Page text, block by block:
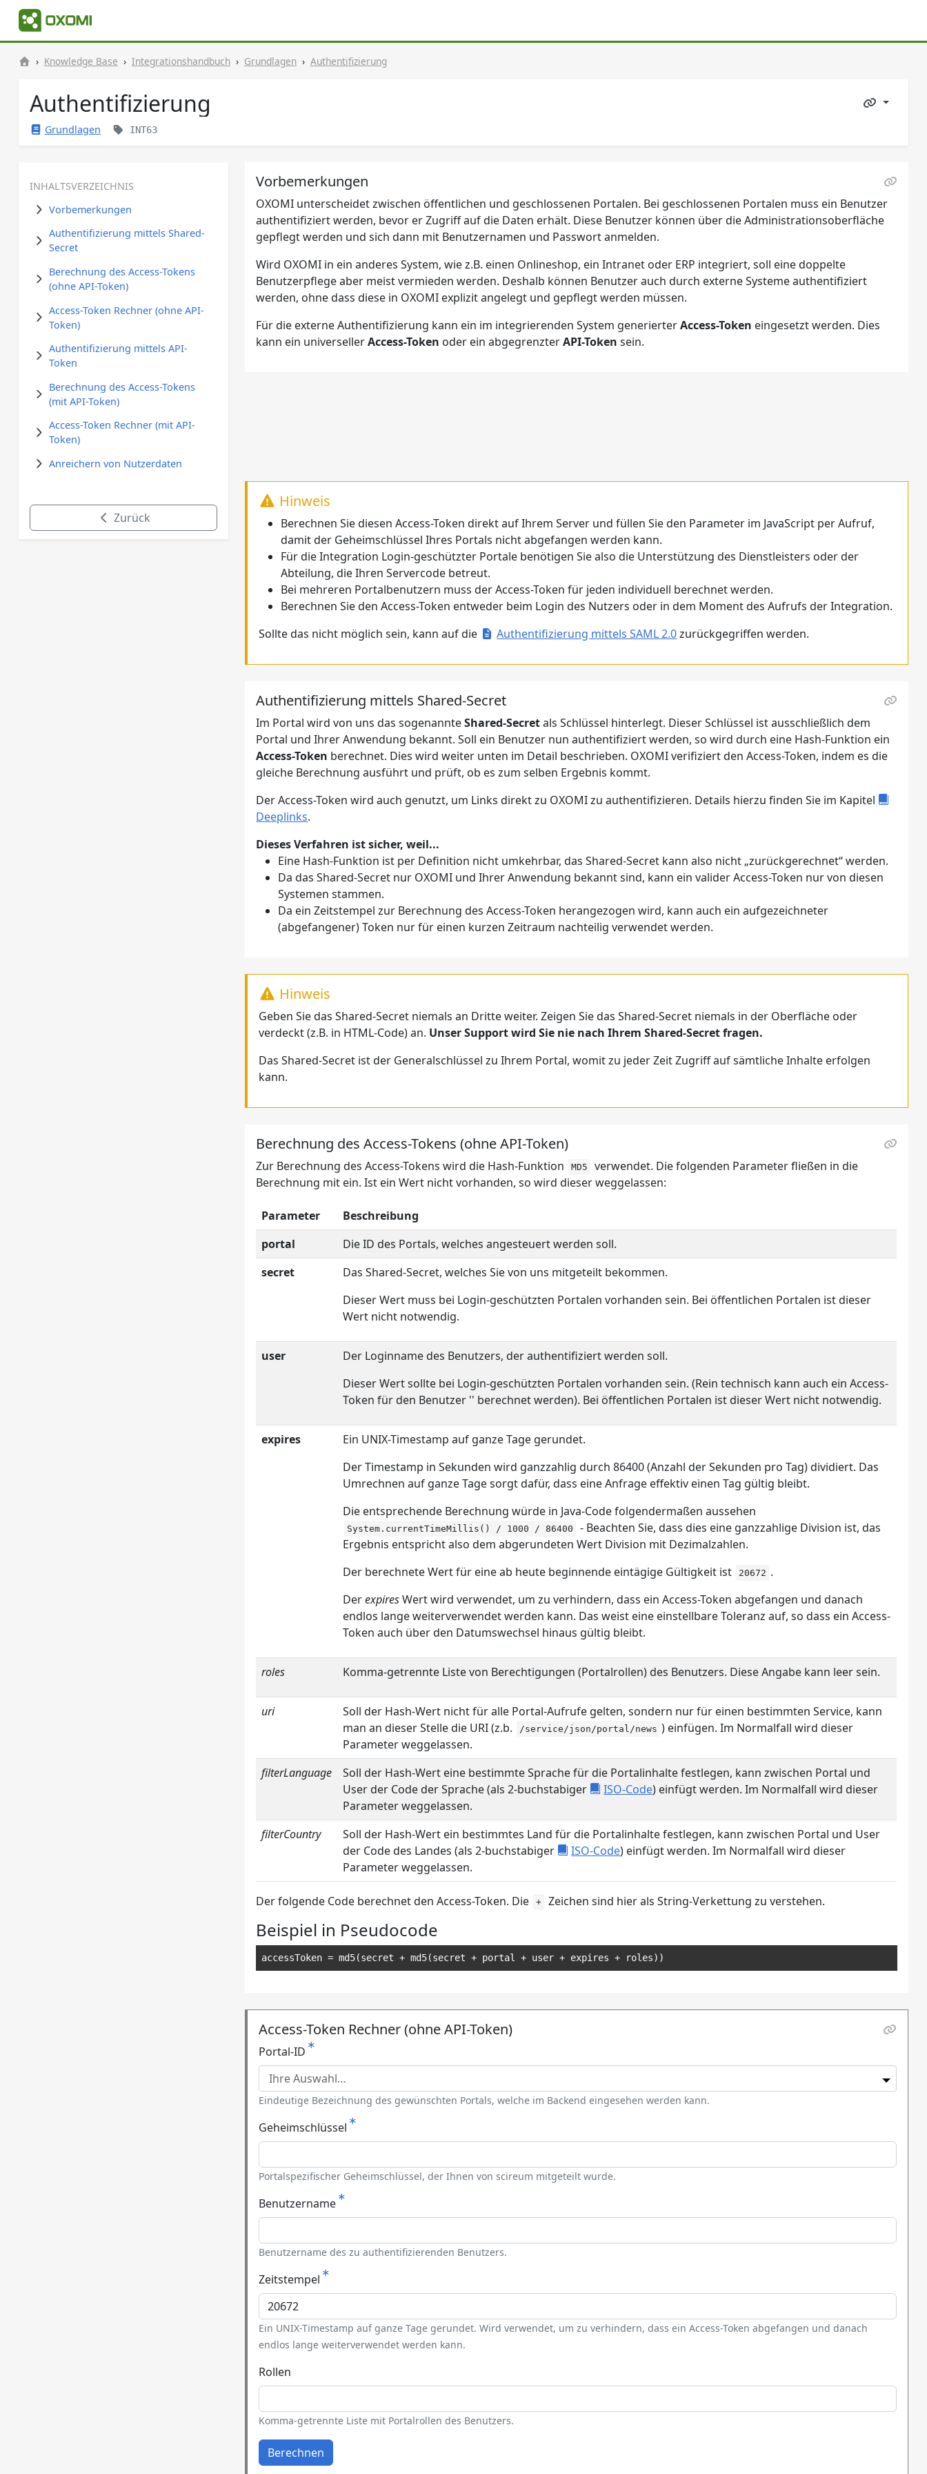
Knowledge Base Integrationshandbuch Grundlagen Authentifizierung
Authentifizierung
Grundlagen INT63
INHALTSVERZEICHNIS
Vorbemerkungen
Authentifizierung mittels Shared-
Secret
Berechnung des Access-Tokens
(ohne API-Token)
Access-Token Rechner (ohne API-
Token)
Authentifizierung mittels API-
Token
Berechnung des Access-Tokens
(mit API-Token)
Access-Token Rechner (mit API-
Token)
Anreichern von Nutzerdaten
Zurück
Vorbemerkungen
OXOMI unterscheidet zwischen öffentlichen und geschlossenen Portalen. Bei geschlossenen Portalen muss ein Benutzer
authentifiziert werden, bevor er Zugriff auf die Daten erhält. Diese Benutzer können über die Administrationsoberfläche
gepflegt werden und sich dann mit Benutzernamen und Passwort anmelden.
Wird OXOMI in ein anderes System, wie z.B. einen Onlineshop, ein Intranet oder ERP integriert, soll eine doppelte
Benutzerpflege aber meist vermieden werden. Deshalb können Benutzer auch durch externe Systeme authentifiziert
werden, ohne dass diese in OXOMI explizit angelegt und gepflegt werden müssen.
Für die externe Authentifizierung kann ein im integrierenden System generierterAccess-Token eingesetzt werden. Dies
kann ein universellerAccess-Token oder ein abgegrenzterAPI-Token sein.
Hinweis
Berechnen Sie diesen Access-Token direkt auf Ihrem Server und füllen Sie den Parameter im JavaScript per Aufruf,
damit der Geheimschlüssel Ihres Portals nicht abgefangen werden kann.
Für die Integration Login-geschützter Portale benötigen Sie also die Unterstützung des Dienstleisters oder der
Abteilung, die Ihren Servercode betreut.
Bei mehreren Portalbenutzern muss der Access-Token für jeden individuell berechnet werden.
Berechnen Sie den Access-Token entweder beim Login des Nutzers oder in dem Moment des Aufrufs der Integration.
Sollte das nicht möglich sein, kann auf die
Authentifizierung mittels SAML 2.0zurückgegriffen werden.
Authentifizierung mittels Shared-Secret
Im Portal wird von uns das sogenannteShared-Secretals Schlüssel hinterlegt. Dieser Schlüssel ist ausschließlich dem
Portal und Ihrer Anwendung bekannt. Soll ein Benutzer nun authentifiziert werden, so wird durch eine Hash-Funktion ein
Access-Token berechnet. Dies wird weiter unten im Detail beschrieben. OXOMI verifiziert den Access-Token, indem es die
gleiche Berechnung ausführt und prüft, ob es zum selben Ergebnis kommt.
Der Access-Token wird auch genutzt, um Links direkt zu OXOMI zu authentifizieren. Details hierzu finden Sie im Kapitel
Deeplinks.
Dieses Verfahren ist sicher, weil...
Eine Hash-Funktion ist per Definition nicht umkehrbar, das Shared-Secret kann also nicht „zurückgerechnet“ werden.
Da das Shared-Secret nur OXOMI und Ihrer Anwendung bekannt sind, kann ein valider Access-Token nur von diesen
Systemen stammen.
Da ein Zeitstempel zur Berechnung des Access-Token herangezogen wird, kann auch ein aufgezeichneter
(abgefangener) Token nur für einen kurzen Zeitraum nachteilig verwendet werden.
Hinweis
Geben Sie das Shared-Secret niemals an Dritte weiter. Zeigen Sie das Shared-Secret niemals in der Oberfläche oder
verdeckt (z.B. in HTML-Code) an. Unser Support wird Sie nie nach Ihrem Shared-Secret fragen.
Das Shared-Secret ist der Generalschlüssel zu Ihrem Portal, womit zu jeder Zeit Zugriff auf sämtliche Inhalte erfolgen
kann.
Berechnung des Access-Tokens (ohne API-Token)
Zur Berechnung des Access-Tokens wird die Hash-Funktion MD5
verwendet. Die folgenden Parameter fließen in die
Berechnung mit ein. Ist ein Wert nicht vorhanden, so wird dieser weggelassen:
Parameter
Beschreibung
portal
Die ID des Portals, welches angesteuert werden soll.
secret
Das Shared-Secret, welches Sie von uns mitgeteilt bekommen.
Dieser Wert muss bei Login-geschützten Portalen vorhanden sein. Bei öffentlichen Portalen ist dieser
Wert nicht notwendig.
user
Der Loginname des Benutzers, der authentifiziert werden soll.
Dieser Wert sollte bei Login-geschützten Portalen vorhanden sein. (Rein technisch kann auch ein Access-
Token für den Benutzer '' berechnet werden). Bei öffentlichen Portalen ist dieser Wert nicht notwendig.
expires
Ein UNIX-Timestamp auf ganze Tage gerundet.
Der Timestamp in Sekunden wird ganzzahlig durch 86400 (Anzahl der Sekunden pro Tag) dividiert. Das
Umrechnen auf ganze Tage sorgt dafür, dass eine Anfrage effektiv einen Tag gültig bleibt.
Die entsprechende Berechnung würde in Java-Code folgendermaßen aussehen
System.currentTimeMillis() / 1000 / 86400
- Beachten Sie, dass dies eine ganzzahlige Division ist, das
Ergebnis entspricht also dem abgerundeten Wert Division mit Dezimalzahlen.
Der berechnete Wert für eine ab heute beginnende eintägige Gültigkeit ist
20672 .
DerexpiresWert wird verwendet, um zu verhindern, dass ein Access-Token abgefangen und danach
endlos lange weiterverwendet werden kann. Das weist eine einstellbare Toleranz auf, so dass ein Access-
Token auch über den Datumswechsel hinaus gültig bleibt.
roles Komma-getrennte Liste von Berechtigungen (Portalrollen) des Benutzers. Diese Angabe kann leer sein.
uri
Soll der Hash-Wert nicht für alle Portal-Aufrufe gelten, sondern nur für einen bestimmten Service, kann
man an dieser Stelle die URI (z.b.
/service/json/portal/news ) einfügen. Im Normalfall wird dieser
Parameter weggelassen.
filterLanguage
Soll der Hash-Wert eine bestimmte Sprache für die Portalinhalte festlegen, kann zwischen Portal und
User der Code der Sprache (als 2-buchstabiger
ISO-Code) einfügt werden. Im Normalfall wird dieser
Parameter weggelassen.
filterCountry
Soll der Hash-Wert ein bestimmtes Land für die Portalinhalte festlegen, kann zwischen Portal und User
der Code des Landes (als 2-buchstabiger
ISO-Code) einfügt werden. Im Normalfall wird dieser
Parameter weggelassen.
Der folgende Code berechnet den Access-Token. Die + Zeichen sind hier als String-Verkettung zu verstehen.
Beispiel in Pseudocode
accessToken = md5(secret + md5(secret + portal + user + expires + roles))
Access-Token Rechner (ohne API-Token)
Portal-ID
Eindeutige Bezeichnung des gewünschten Portals, welche im Backend eingesehen werden kann.
Geheimschlüssel
Portalspezifischer Geheimschlüssel, der Ihnen von scireum mitgeteilt wurde.
Benutzername
Benutzername des zu authentifizierenden Benutzers.
Zeitstempel
Ein UNIX-Timestamp auf ganze Tage gerundet. Wird verwendet, um zu verhindern, dass ein Access-Token abgefangen und danach
endlos lange weiterverwendet werden kann.
Rollen
Komma-getrennte Liste mit Portalrollen des Benutzers.
Berechnen